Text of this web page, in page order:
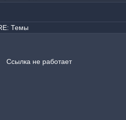
Темы
Ссылка не работает